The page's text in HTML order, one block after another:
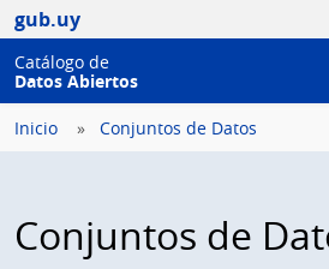
gub.uy
Catálogo de
Datos Abiertos
Inicio Conjuntos de Datos
Conjuntos de